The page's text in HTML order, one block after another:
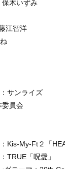
木いずみ
江智洋
サンライズ
委員会
Kis-My-Ft２「
TRUE「呪愛」